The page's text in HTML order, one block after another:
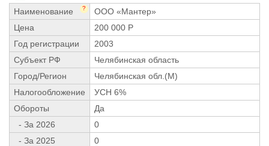
Наименование ?
ООО «Мантер»
Цена
200 000 Р
Год регистрации
2003
Субъект РФ
Челябинская область
Город/Регион
Челябинская обл.(М)
Налогообложение
УСН 6%
Обороты
Да
- За 2026
0
- За 2025
0